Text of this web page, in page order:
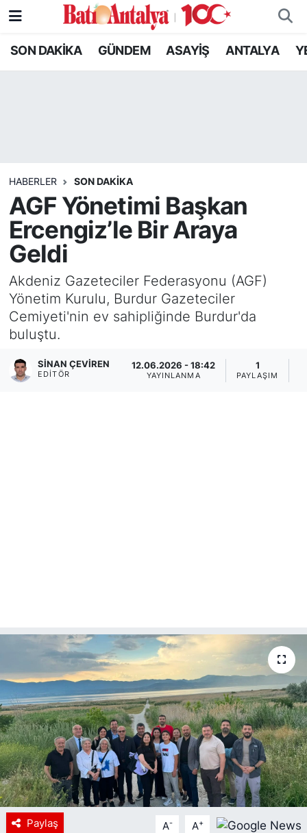
SON DAKİKA GÜNDEM ASAYİŞ ANTALYA
HABERLER SON DAKIKA
AGF Yönetimi Başkan
Ercengiz’le Bir Araya
Geldi
Akdeniz Gazeteciler Federasyonu (AGF)
Yönetim Kurulu, Burdur Gazeteciler
Cemiyeti'nin ev sahipliğinde Burdur'da
buluştu.
SİNAN ÇEVİREN
EDITÖR
12.06.2026 - 18:42
YAYINLANMA
1
PAYLAŞIM
Paylaş A- A+
SON DAKİKA
RESMİ İLANLAR
EKONOMİ
Nöbetçi Eczaneler
Son Dakika Haberleri
Haber Arşivi